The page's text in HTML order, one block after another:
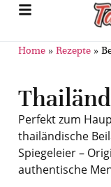
Home» Rezepte»
Perfekt zum
thailändische
Spiegeleier –
authentische